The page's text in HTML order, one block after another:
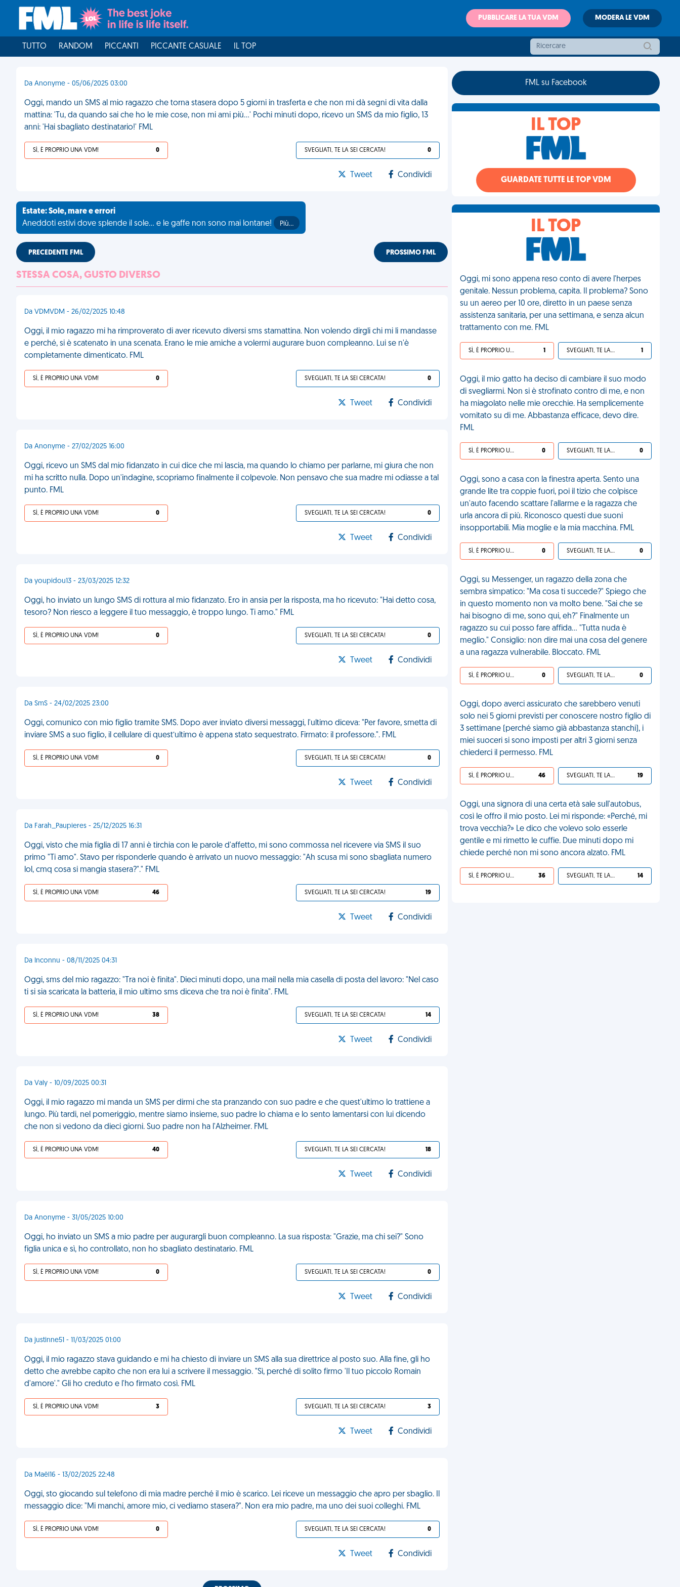
PUBBLICARE LA TUA VDM MODERA LE VDM
TUTTO RANDOM PICCANTI PICCANTE CASUALE IL TOP
Da Anonyme - 05/06/2025 03:00
Oggi, mando un SMS al mio ragazzo che torna stasera dopo 5 giorni in trasferta e che non mi dà segni di vita dalla
mattina: 'Tu, da quando sai che ho le mie cose, non mi ami più…' Pochi minuti dopo, ricevo un SMS da mio figlio, 13
anni: 'Hai sbagliato destinatario!' FML
SÌ, È PROPRIO UNA VDM! 0 SVEGLIATI, TE LA SEI CERCATA! 0
Tweet Condividi
Estate: Sole, mare e errori
Aneddoti estivi dove splende il sole... e le gaffe non sono mai lontane!
Più…
PRECEDENTE FML PROSSIMO FML
STESSA COSA, GUSTO DIVERSO
Da VDMVDM - 26/02/2025 10:48
Oggi, il mio ragazzo mi ha rimproverato di aver ricevuto diversi sms stamattina. Non volendo dirgli chi mi li mandasse
e perché, si è scatenato in una scenata. Erano le mie amiche a volermi augurare buon compleanno. Lui se n'è
completamente dimenticato. FML
SÌ, È PROPRIO UNA VDM! 0 SVEGLIATI, TE LA SEI CERCATA! 0
Tweet Condividi
Da Anonyme - 27/02/2025 16:00
Oggi, ricevo un SMS dal mio fidanzato in cui dice che mi lascia, ma quando lo chiamo per parlarne, mi giura che non
mi ha scritto nulla. Dopo un'indagine, scopriamo finalmente il colpevole. Non pensavo che sua madre mi odiasse a tal
punto. FML
SÌ, È PROPRIO UNA VDM! 0 SVEGLIATI, TE LA SEI CERCATA! 0
Tweet Condividi
Da youpidou13 - 23/03/2025 12:32
Oggi, ho inviato un lungo SMS di rottura al mio fidanzato. Ero in ansia per la risposta, ma ho ricevuto: "Hai detto cosa,
tesoro? Non riesco a leggere il tuo messaggio, è troppo lungo. Ti amo." FML
SÌ, È PROPRIO UNA VDM! 0 SVEGLIATI, TE LA SEI CERCATA! 0
Tweet Condividi
Da SmS - 24/02/2025 23:00
Oggi, comunico con mio figlio tramite SMS. Dopo aver inviato diversi messaggi, l'ultimo diceva: "Per favore, smetta di
inviare SMS a suo figlio, il cellulare di quest’ultimo è appena stato sequestrato. Firmato: il professore.". FML
SÌ, È PROPRIO UNA VDM! 0 SVEGLIATI, TE LA SEI CERCATA! 0
Tweet Condividi
Da Farah_Paupieres - 25/12/2025 16:31
Oggi, visto che mia figlia di 17 anni è tirchia con le parole d'affetto, mi sono commossa nel ricevere via SMS il suo
primo "Ti amo". Stavo per risponderle quando è arrivato un nuovo messaggio: "Ah scusa mi sono sbagliata numero
lol, cmq cosa si mangia stasera?"." FML
SÌ, È PROPRIO UNA VDM! 46 SVEGLIATI, TE LA SEI CERCATA! 19
Tweet Condividi
Da Inconnu - 08/11/2025 04:31
Oggi, sms del mio ragazzo: "Tra noi è finita". Dieci minuti dopo, una mail nella mia casella di posta del lavoro: "Nel caso
ti si sia scaricata la batteria, il mio ultimo sms diceva che tra noi è finita". FML
SÌ, È PROPRIO UNA VDM! 38 SVEGLIATI, TE LA SEI CERCATA! 14
Tweet Condividi
Da Valy - 10/09/2025 00:31
Oggi, il mio ragazzo mi manda un SMS per dirmi che sta pranzando con suo padre e che quest'ultimo lo trattiene a
lungo. Più tardi, nel pomeriggio, mentre siamo insieme, suo padre lo chiama e lo sento lamentarsi con lui dicendo
che non si vedono da dieci giorni. Suo padre non ha l'Alzheimer. FML
SÌ, È PROPRIO UNA VDM! 40 SVEGLIATI, TE LA SEI CERCATA! 18
Tweet Condividi
Da Anonyme - 31/05/2025 10:00
Oggi, ho inviato un SMS a mio padre per augurargli buon compleanno. La sua risposta: "Grazie, ma chi sei?" Sono
figlia unica e sì, ho controllato, non ho sbagliato destinatario. FML
SÌ, È PROPRIO UNA VDM! 0 SVEGLIATI, TE LA SEI CERCATA! 0
Tweet Condividi
Da justinne51 - 11/03/2025 01:00
Oggi, il mio ragazzo stava guidando e mi ha chiesto di inviare un SMS alla sua direttrice al posto suo. Alla fine, gli ho
detto che avrebbe capito che non era lui a scrivere il messaggio. "Sì, perché di solito firmo 'Il tuo piccolo Romain
d'amore'." Gli ho creduto e l'ho firmato così. FML
SÌ, È PROPRIO UNA VDM! 3 SVEGLIATI, TE LA SEI CERCATA! 3
Tweet Condividi
Da Maël16 - 13/02/2025 22:48
Oggi, sto giocando sul telefono di mia madre perché il mio è scarico. Lei riceve un messaggio che apro per sbaglio. Il
messaggio dice: "Mi manchi, amore mio, ci vediamo stasera?". Non era mio padre, ma uno dei suoi colleghi. FML
SÌ, È PROPRIO UNA VDM! 0 SVEGLIATI, TE LA SEI CERCATA! 0
Tweet Condividi
FML su Facebook
IL TOP
GUARDATE TUTTE LE TOP VDM
IL TOP
Oggi, mi sono appena reso conto di avere l'herpes
genitale. Nessun problema, capita. Il problema? Sono
su un aereo per 10 ore, diretto in un paese senza
assistenza sanitaria, per una settimana, e senza alcun
trattamento con me. FML
SÌ, È PROPRIO UNA VDM! 1 SVEGLIATI, TE LA SEI CERCATA! 1
Oggi, il mio gatto ha deciso di cambiare il suo modo
di svegliarmi. Non si è strofinato contro di me, e non
ha miagolato nelle mie orecchie. Ha semplicemente
vomitato su di me. Abbastanza efficace, devo dire.
FML
SÌ, È PROPRIO UNA VDM! 0 SVEGLIATI, TE LA SEI CERCATA! 0
Oggi, sono a casa con la finestra aperta. Sento una
grande lite tra coppie fuori, poi il tizio che colpisce
un'auto facendo scattare l'allarme e la ragazza che
urla ancora di più. Riconosco questi due suoni
insopportabili. Mia moglie e la mia macchina. FML
SÌ, È PROPRIO UNA VDM! 0 SVEGLIATI, TE LA SEI CERCATA! 0
Oggi, su Messenger, un ragazzo della zona che
sembra simpatico: "Ma cosa ti succede?" Spiego che
in questo momento non va molto bene. "Sai che se
hai bisogno di me, sono qui, eh?" Finalmente un
ragazzo su cui posso fare affida... "Tutta nuda è
meglio." Consiglio: non dire mai una cosa del genere
a una ragazza vulnerabile. Bloccato. FML
SÌ, È PROPRIO UNA VDM! 0 SVEGLIATI, TE LA SEI CERCATA! 0
Oggi, dopo averci assicurato che sarebbero venuti
solo nei 5 giorni previsti per conoscere nostro figlio di
3 settimane (perché siamo già abbastanza stanchi), i
miei suoceri si sono imposti per altri 3 giorni senza
chiederci il permesso. FML
SÌ, È PROPRIO UNA VDM! 46 SVEGLIATI, TE LA SEI CERCATA! 19
Oggi, una signora di una certa età sale sull'autobus,
così le offro il mio posto. Lei mi risponde: «Perché, mi
trova vecchia?» Le dico che volevo solo esserle
gentile e mi rimetto le cuffie. Due minuti dopo mi
chiede perché non mi sono ancora alzato. FML
SÌ, È PROPRIO UNA VDM! 36 SVEGLIATI, TE LA SEI CERCATA! 14